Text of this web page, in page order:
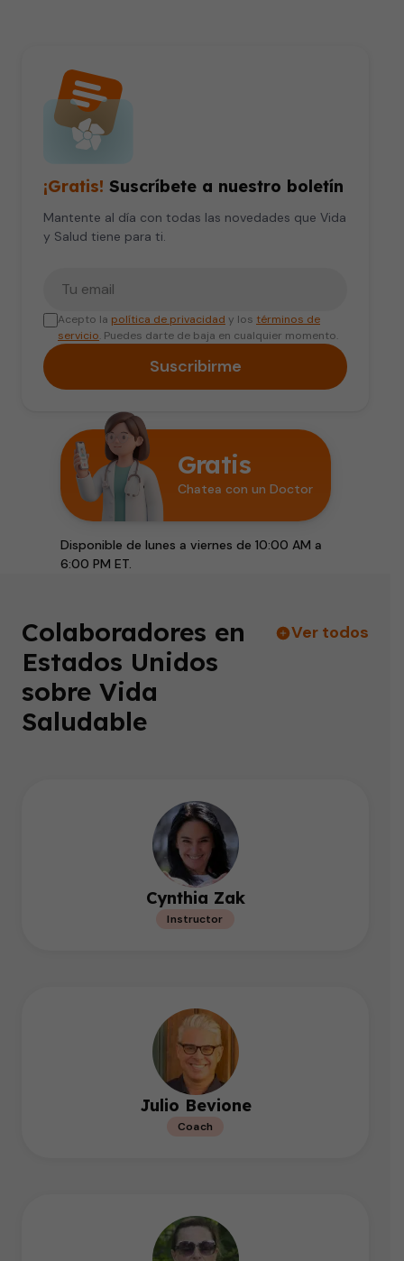
¡Gratis! Suscríbete a nuestro boletín
Mantente al día con todas las novedades que Vida
y Salud tiene para ti.
Acepto la política de privacidad y los términos de
servicio. Puedes darte de baja en cualquier momento.
Suscribirme
Gratis
Chatea con un Doctor
Disponible de lunes a viernes de 10:00 AM a
6:00 PM ET.
Colaboradores en
Estados Unidos
sobre Vida
Saludable
Ver todos
Cynthia Zak
Instructor
Julio Bevione
Coach